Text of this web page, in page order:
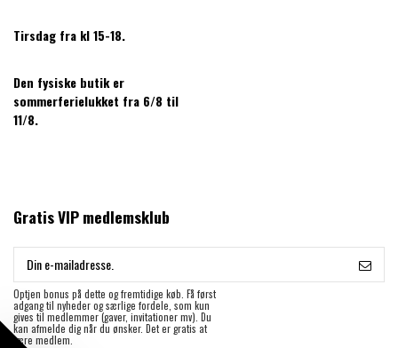
Tirsdag fra kl 15-18.
Den fysiske butik er
sommerferielukket fra 6/8 til
11/8.
Gratis VIP medlemsklub
Optjen bonus på dette og fremtidige køb. Få først
adgang til nyheder og særlige fordele, som kun
gives til medlemmer (gaver, invitationer mv). Du
kan afmelde dig når du ønsker. Det er gratis at
være medlem.